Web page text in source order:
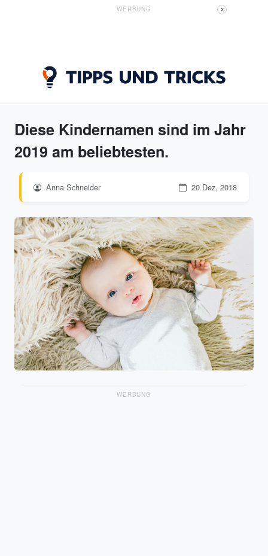
WERBUNG X
Diese Kindernamen sind im Jahr
2019 am beliebtesten.
Anna Schneider 20 Dez, 2018
WERBUNG